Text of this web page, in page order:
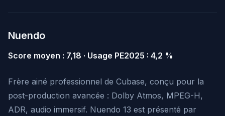
Nuendo
Score moyen : 7,18 · Usage PE2025 : 4,2 %
Frère ainé professionnel de Cubase, conçu pour la
post-production avancée : Dolby Atmos, MPEG-H,
ADR, audio immersif. Nuendo 13 est présenté par